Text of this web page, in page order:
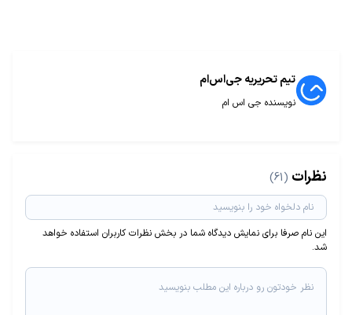
تیم تحریریه جی‌اس‌ام
نویسنده جی اس ام
نظرات (61)
این نام صرفا برای نمایش دیدگاه شما در بخش نظرات کاربران استفاده خواهد
شد.